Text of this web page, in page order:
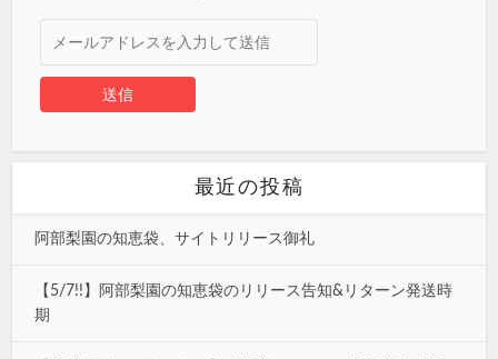
最近の投稿
阿部梨園の知恵袋、サイトリリース御礼
【5/7!!】阿部梨園の知恵袋のリリース告知&リターン発送時
期